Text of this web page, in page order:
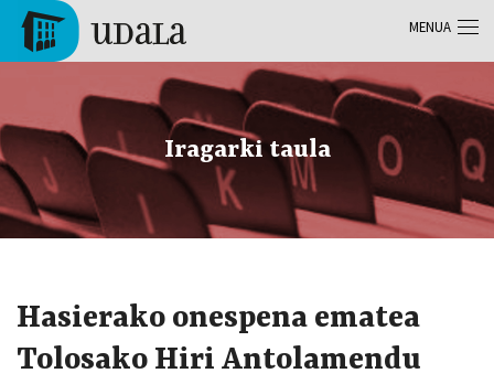
Skip to main content
Iragarki taula
Hasierako onespena ematea
Tolosako Hiri Antolamendu
MENUA